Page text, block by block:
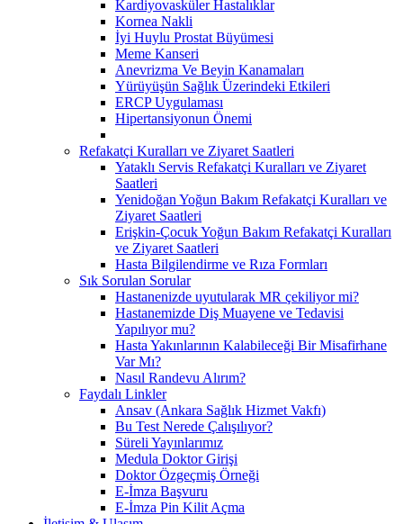
Kardiyovasküler Hastalıklar
Kornea Nakli
İyi Huylu Prostat Büyümesi
Meme Kanseri
Anevrizma Ve Beyin Kanamaları
Yürüyüşün Sağlık Üzerindeki Etkileri
ERCP Uygulaması
Hipertansiyonun Önemi
Refakatçi Kuralları ve Ziyaret Saatleri
Yataklı Servis Refakatçi Kuralları ve Ziyaret
Saatleri
Yenidoğan Yoğun Bakım Refakatçi Kuralları ve
Ziyaret Saatleri
Erişkin-Çocuk Yoğun Bakım Refakatçi Kuralları
ve Ziyaret Saatleri
Hasta Bilgilendirme ve Rıza Formları
Sık Sorulan Sorular
Hastanenizde uyutularak MR çekiliyor mi?
Hastanemizde Diş Muayene ve Tedavisi
Yapılıyor mu?
Hasta Yakınlarının Kalabileceği Bir Misafirhane
Var Mı?
Nasıl Randevu Alırım?
Faydalı Linkler
Ansav (Ankara Sağlık Hizmet Vakfı)
Bu Test Nerede Çalışılıyor?
Süreli Yayınlarımız
Medula Doktor Girişi
Doktor Özgeçmiş Örneği
E-İmza Başvuru
E-İmza Pin Kilit Açma